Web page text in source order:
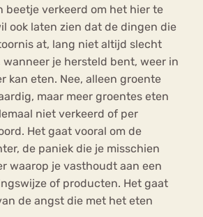
beetje verkeerd om het hier te
ook laten zien dat de dingen die
at, lang niet altijd slecht
wanneer je hersteld bent, weer in
kan eten. Nee, alleen groente
maar meer groentes eten
niet verkeerd of per
Het gaat vooral om de
de paniek die je misschien
waarop je vasthoudt aan een
of producten. Het gaat
de angst die met het eten